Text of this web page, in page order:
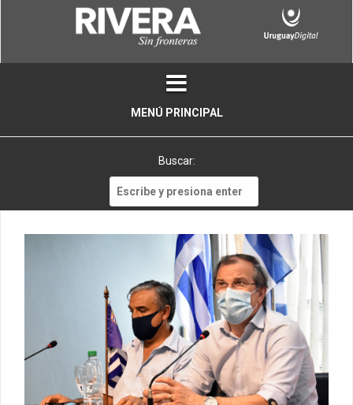
MENÚ PRINCIPAL
Buscar: